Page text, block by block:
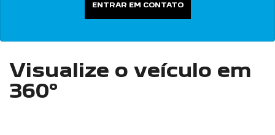
ENTRAR EM CONTATO
Visualize o veículo em
360°